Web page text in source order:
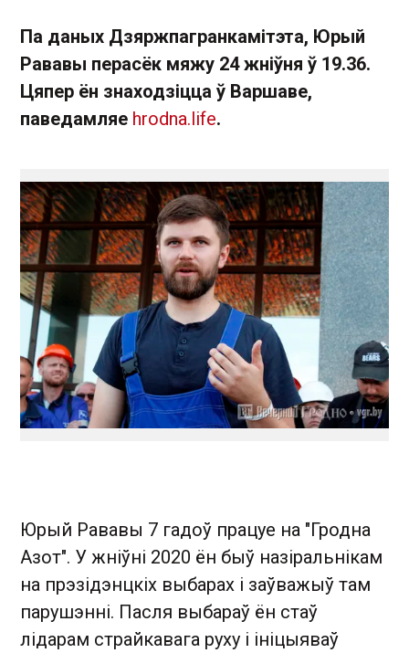
Па даных Дзяржпагранкамітэта, Юрый
Рававы перасёк мяжу 24 жніўня ў 19.36.
Цяпер ён знаходзіцца ў Варшаве,
паведамляе hrodna.life.
Юрый Рававы 7 гадоў працуе на "Гродна
Азот". У жніўні 2020 ён быў назіральнікам
на прэзідэнцкіх выбарах і заўважыў там
парушэнні. Пасля выбараў ён стаў
лідарам страйкавага руху і ініцыяваў